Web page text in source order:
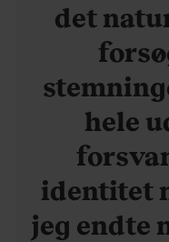
det
hele
identitet
jeg endte